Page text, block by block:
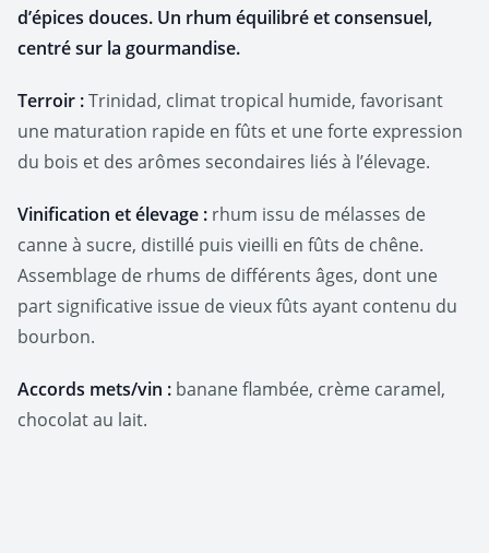
d’épices douces. Un rhum équilibré et consensuel,
centré sur la gourmandise.
Terroir :Trinidad, climat tropical humide, favorisant
une maturation rapide en fûts et une forte expression
du bois et des arômes secondaires liés à l’élevage.
Vinification et élevage : rhum issu de mélasses de
canne à sucre, distillé puis vieilli en fûts de chêne.
Assemblage de rhums de différents âges, dont une
part significative issue de vieux fûts ayant contenu du
bourbon.
Accords mets/vin : banane flambée, crème caramel,
chocolat au lait.